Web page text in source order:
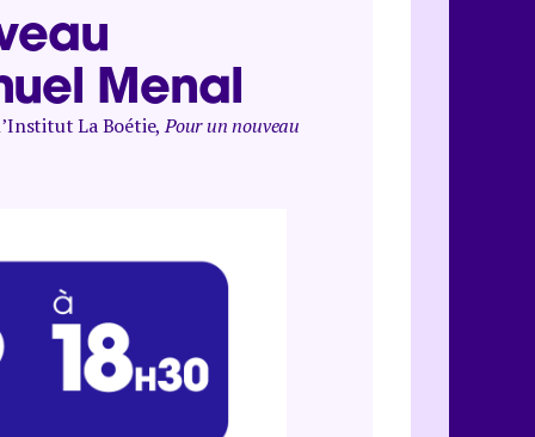
Menal
La Boétie,Pour un nouveau